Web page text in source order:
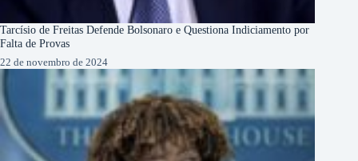
Tarcísio de Freitas Defende Bolsonaro e Questiona Indiciamento por
Falta de Provas
22 de novembro de 2024